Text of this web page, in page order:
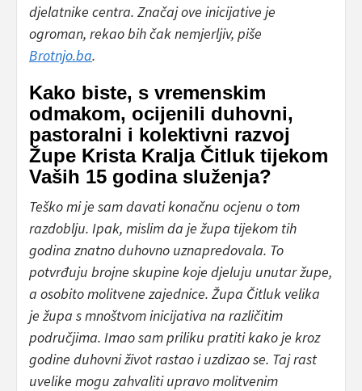
djelatnike centra. Značaj ove inicijative je
ogroman, rekao bih čak nemjerljiv, piše
Brotnjo.ba.
Kako biste, s vremenskim
odmakom, ocijenili duhovni,
pastoralni i kolektivni razvoj
Župe Krista Kralja Čitluk tijekom
Vaših 15 godina služenja?
Teško mi je sam davati konačnu ocjenu o tom
razdoblju. Ipak, mislim da je župa tijekom tih
godina znatno duhovno uznapredovala. To
potvrđuju brojne skupine koje djeluju unutar župe,
a osobito molitvene zajednice. Župa Čitluk velika
je župa s mnoštvom inicijativa na različitim
područjima. Imao sam priliku pratiti kako je kroz
godine duhovni život rastao i uzdizao se. Taj rast
uvelike mogu zahvaliti upravo molitvenim